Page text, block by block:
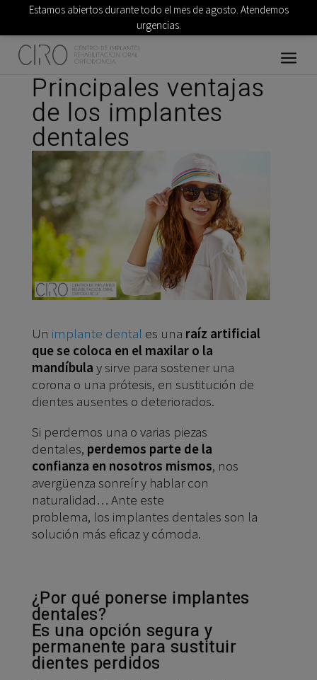
Principales ventajas
de los implantes
dentales
Un implante dental es una raíz artificial
que se coloca en el maxilar o la
mandíbula y sirve para sostener una
corona o una prótesis, en sustitución de
dientes ausentes o deteriorados.
Si perdemos una o varias piezas
dentales, perdemos parte de la
confianza en nosotros mismos, nos
avergüenza sonreír y hablar con
naturalidad… Ante este
problema, los implantes dentales son la
solución más eficaz y cómoda.
¿Por qué ponerse implantes
dentales?
Es una opción segura y
permanente para sustituir
dientes perdidos
Estamos abiertos durante todo el mes de agosto. Atendemos
urgencias.